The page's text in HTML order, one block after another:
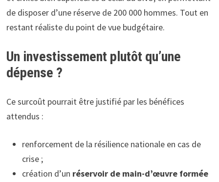
de disposer d’une réserve de 200 000 hommes. Tout en
restant réaliste du point de vue budgétaire.
Un investissement plutôt qu’une
dépense ?
Ce surcoût pourrait être justifié par les bénéfices
attendus :
renforcement de la résilience nationale en cas de
crise ;
création d’un réservoir de main-d’œuvre formée